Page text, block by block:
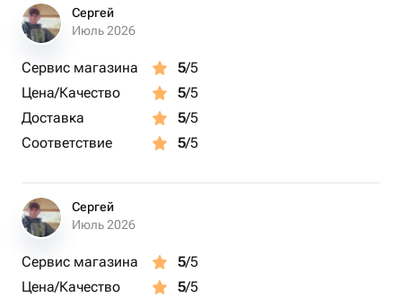
Сергей
Июль 2026
Сервис магазина 5/5
Цена/Качество
5/5
Доставка
5/5
Соответствие
5/5
Сергей
Июль 2026
Сервис магазина 5/5
Цена/Качество
5/5